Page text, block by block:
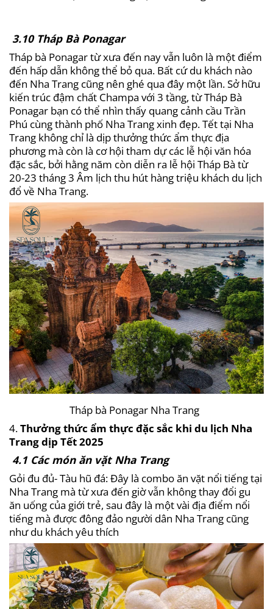
3.10 Tháp Bà Ponagar
Tháp bà Ponagar từ xưa đến nay vẫn luôn là một điểm
đến hấp dẫn không thể bỏ qua. Bất cứ du khách nào
đến Nha Trang cũng nên ghé qua đây một lần. Sở hữu
kiến trúc đậm chất Champa với 3 tầng, từ Tháp Bà
Ponagar bạn có thể nhìn thấy quang cảnh cầu Trần
Phú cùng thành phố Nha Trang xinh đẹp. Tết tại Nha
Trang không chỉ là dịp thưởng thức ẩm thực địa
phương mà còn là cơ hội tham dự các lễ hội văn hóa
đặc sắc, bởi hằng năm còn diễn ra lễ hội Tháp Bà từ
20-23 tháng 3 Âm lịch thu hút hàng triệu khách du lịch
đổ về Nha Trang.
Tháp bà Ponagar Nha Trang
4.Thưởng thức ẩm thực đặc sắc khi du lịch Nha
Trang dịp Tết 2025
4.1 Các món ăn vặt Nha Trang
Gỏi đu đủ- Tàu hũ đá: Đây là combo ăn vặt nổi tiếng tại
Nha Trang mà từ xưa đến giờ vẫn không thay đổi gu
ăn uống của giới trẻ, sau đây là một vài địa điểm nổi
tiếng mà được đông đảo người dân Nha Trang cũng
như du khách yêu thích